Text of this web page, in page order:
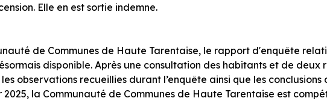
Elle en est sortie indemne.
de Communes de Haute Tarentaise, le rapport d'enquête
disponible. Après une consultation des habitants et de deux
observations recueillies durant l’enquête ainsi que les
2025, la Communauté de Communes de Haute Tarentaise est